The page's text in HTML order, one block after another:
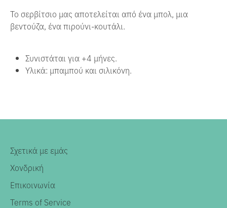
Το σερβίτσιο μας αποτελείται από ένα μπολ, μια
βεντούζα, ένα πιρούνι-κουτάλι.
Συνιστάται για +4 μήνες.
Υλικά: μπαμπού και σιλικόνη.
Σχετικά με εμάς
Χονδρική
Επικοινωνία
Terms of Service